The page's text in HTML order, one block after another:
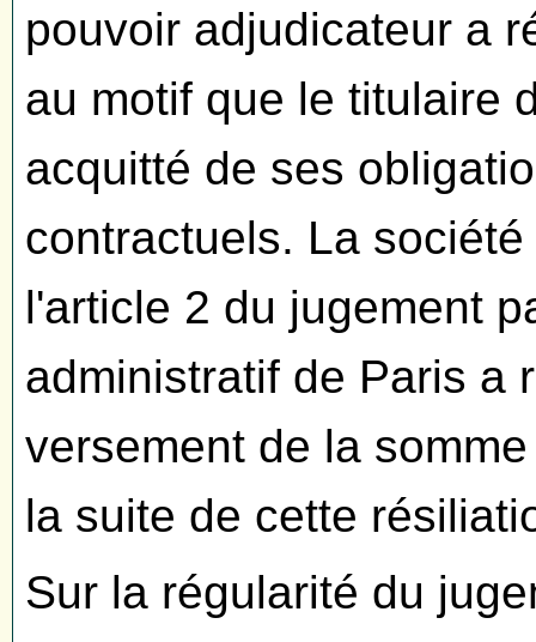
pouvoir adjudicateur a
au motif que le titulaire
acquitté de ses
contractuels. La
l'article 2 du jugement
administratif de Paris a
versement de la
la suite de cette
Sur la régularité du